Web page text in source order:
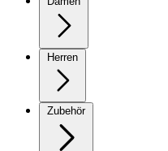
Herren
Zubehör